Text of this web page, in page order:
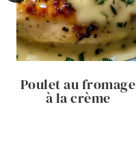
Poulet au fromage
à la crème